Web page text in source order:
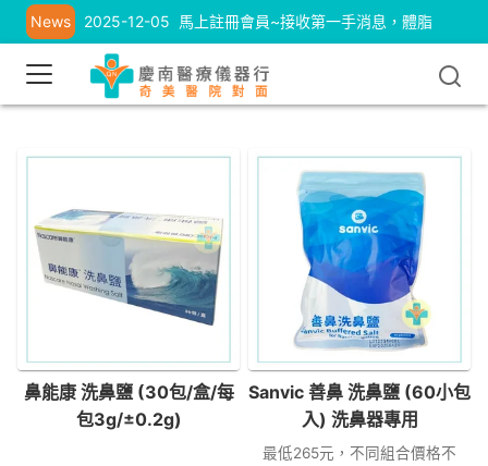
News 2025-12-05 馬上註冊會員~接收第一手消息，體脂
計、耳溫槍優惠中
鼻能康 洗鼻鹽 (30包/盒/每
包3g/±0.2g)
Sanvic 善鼻 洗鼻鹽 (60小包
入) 洗鼻器專用
最低265元，不同組合價格不